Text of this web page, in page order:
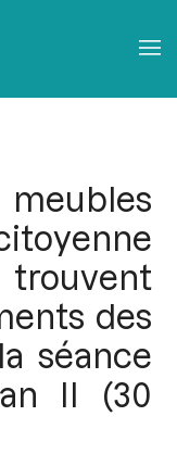
des
séance
II (30